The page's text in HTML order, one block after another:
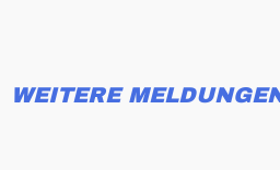
WEITERE